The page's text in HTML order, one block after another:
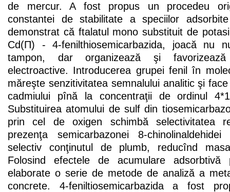
de mercur. A fost propus un procedeu
constantei de stabilitate a speciilor
demonstrat că ftalatul mono substituit de
Сd(П) - 4-fenilthiosemicarbazida, joacă nu
tampon, dar organizează şi
electroactive. Introducerea grupei fenil în
măreşte senzitivitatea semnalului analitic şi
cadmiului pînă la concentraţii de ordinul
Substituirea atomului de sulf din
prin cel de oxigen schimbă selectivitatea
prezenţa semicarbazonei 8-
selectiv conţinutul de plumb, reducînd
Folosind efectele de acumulare
elaborate o serie de metode de analiză a
concrete. 4-feniltiosemicarbazida a fost